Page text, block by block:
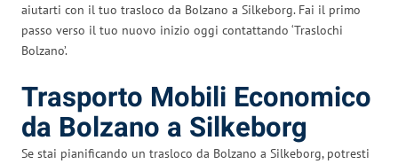
aiutarti con il tuo trasloco da Bolzano a Silkeborg. Fai il primo
passo verso il tuo nuovo inizio oggi contattando ‘Traslochi
Bolzano’.
Trasporto Mobili Economico
da Bolzano a Silkeborg
Se stai pianificando un trasloco da Bolzano a Silkeborg, potresti